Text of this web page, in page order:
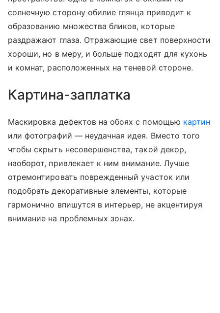
солнечную сторону обилие глянца приводит к
образованию множества бликов, которые
раздражают глаза. Отражающие свет поверхности
хороши, но в меру, и больше подходят для кухонь
и комнат, расположенных на теневой стороне.
Картина-заплатка
Маскировка дефектов на обоях с помощью картин
или фотографий — неудачная идея. Вместо того
чтобы скрыть несовершенства, такой декор,
наоборот, привлекает к ним внимание. Лучше
отремонтировать поврежденный участок или
подобрать декоративные элементы, которые
гармонично впишутся в интерьер, не акцентируя
внимание на проблемных зонах.